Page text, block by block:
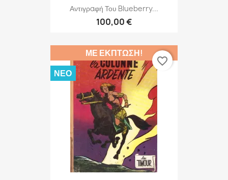
Αντιγραφή Του Blueberry...
100,00 €
ΜΕ ΈΚΠΤΩΣΗ!
ΝΈΟ
favorite_border